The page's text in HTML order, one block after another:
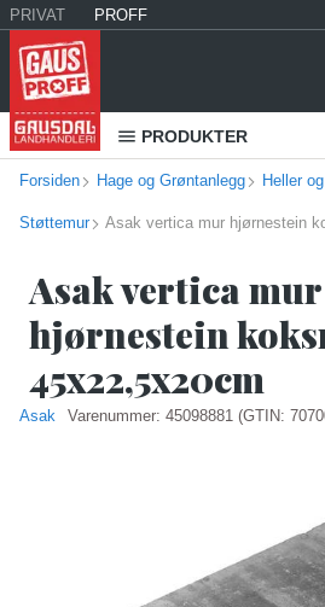
PRIVAT PROFF
PRODUKTER
Forsiden Hage og Grøntanlegg Heller
Støttemur Asak vertica mur hjørnestein
Asak vertica mur
hjørnestein
45x22,5x20cm
Asak Varenummer: 45098881 (GTIN: